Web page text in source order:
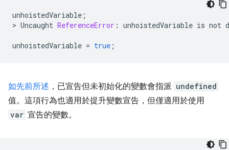
unhoistedVariable ;
> Uncaught ReferenceError : unhoistedVariable is not
unhoistedVariable = true ;
如先前所述 ，已宣告但未初始化的變數會指派 undefined
值。這項行為也適用於提升變數宣告，但僅適用於使用
var 宣告的變數。